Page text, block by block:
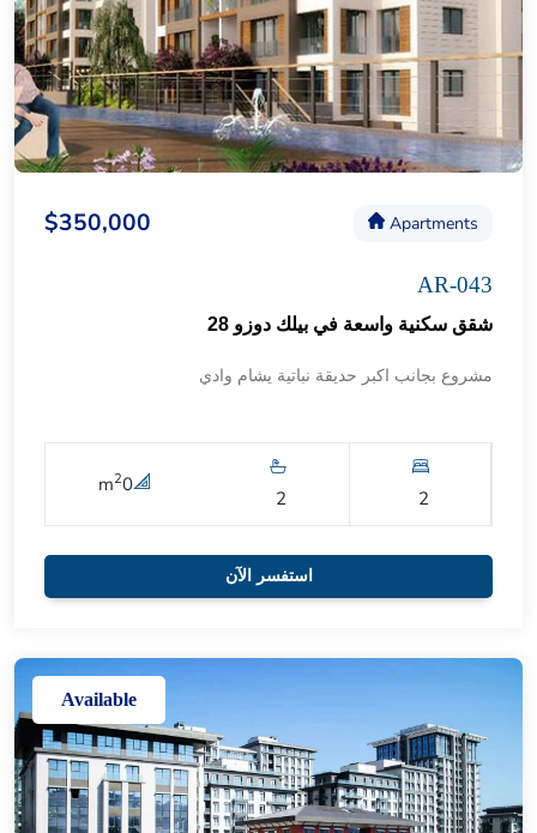
Apartments
$350,000
AR-043
شقق سكنية واسعة في بيلك دوزو 28
مشروع بجانب اكبر حديقة نباتية يشام وادي
2
2
0
m2
استفسر الآن
Available